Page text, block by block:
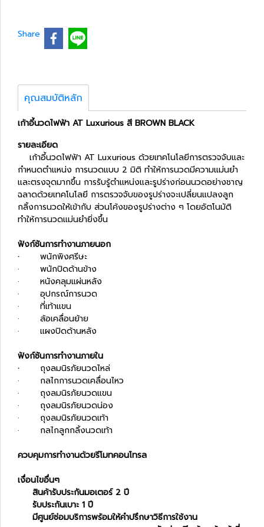
Share
คุณสมบัติหลัก
เก้าอี้นวดไฟฟ้า AT Luxurious สี BROWN BLACK
รายละเอียด
เก้าอี้นวดไฟฟ้า AT Luxurious ด้วยเทคโนโลยีการตรวจจับและ
กำหนดตำแหน่ง การนวดแบบ 2 มิติ ทำให้การนวดมีความแม่นยำ
และตรงจุดมากขึ้น การรับรู้ตำแหน่งและรูปร่างก่อนนวดอย่างชาญ
ฉลาดด้วยเทคโนโลยี การตรวจจับของรูปร่างจะเปลี่ยนแปลงลูก
กลิ้งการนวดให้เข้ากับ ส่วนโค้งของรูปร่างต่าง ๆ โดยอัตโนมัติ
ทำให้การนวดแม่นยำยิ่งขึ้น
ฟังก์ชันการทำงานภายนอก
·
พนักพิงศรีษะ
· พนักปิดด้านข้าง
· หนังคลุมแผ่นหลัง
· อุปกรณ์การนวด
· ที่เท้าแขน
· ล้อเคลื่อนย้าย
· แผงปิดด้านหลัง
ฟังก์ชันการทำงานภายใน
·
ถุงลมนิรภัยนวดไหล่
· กลไกการนวดเคลื่อนไหว
· ถุงลมนิรภัยนวดแขน
· ถุงลมนิรภัยนวดน่อง
· ถุงลมนิรภัยนวดเท้า
· กลไกลูกกลิ้งนวดเท้า
ควบคุมการทำงานด้วยรีโมทคอนโทรล
เงื่อนไขอื่นๆ
สินค้ารับประกันมอเตอร์ 2 ปี
รับประกันเบาะ 1 ปี
มีศูนย์ซ่อมบริการพร้อมให้คำปรึกษาวิธีการใช้งาน